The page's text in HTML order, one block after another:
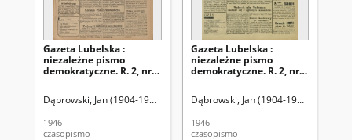
Gazeta Lubelska :
niezależne pismo
demokratyczne. R. 2, nr
Dąbrowski, Jan (1904-1964). Red
1946
czasopismo
Gazeta Lubelska :
niezależne pismo
demokratyczne. R. 2, nr
Dąbrowski, Jan (1904-1964). Red
1946
czasopismo